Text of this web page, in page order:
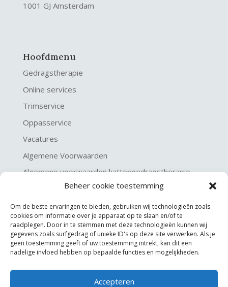
Beheer cookie toestemming
Om de beste ervaringen te bieden, gebruiken wij technologieën zoals
cookies om informatie over je apparaat op te slaan en/of te
raadplegen. Door in te stemmen met deze technologieën kunnen wij
gegevens zoals surfgedrag of unieke ID's op deze site verwerken. Als je
geen toestemming geeft of uw toestemming intrekt, kan dit een
nadelige invloed hebben op bepaalde functies en mogelijkheden.
Accepteren
1001 GJ Amsterdam
Hoofdmenu
Gedragstherapie
Online services
Trimservice
Oppasservice
Vacatures
Algemene Voorwaarden
Algemene voorwaarden kattengedragstherapie
Privacy verklaring
Disclaimer & Copyright